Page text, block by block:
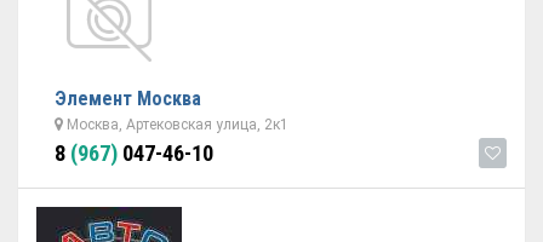
Элемент Москва
Москва, Артековская улица, 2к1
8 (967) 047-46-10